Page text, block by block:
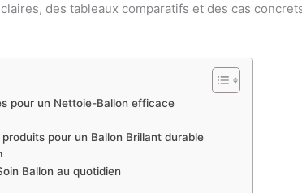
des tableaux comparatifs et des cas
pour un Nettoie-Ballon efficace
pour un Ballon Brillant durable
Ballon au quotidien